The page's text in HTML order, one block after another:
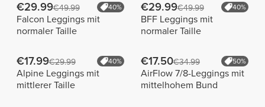
€29.99€49.99 40%
Falcon Leggings mit
normaler Taille
€29.99€49.99 40%
BFF Leggings mit
normaler Taille
€17.99€29.99 40%
Alpine Leggings mit
mittlerer Taille
€17.50€34.99 50%
AirFlow 7/8-Leggings mit
mittelhohem Bund